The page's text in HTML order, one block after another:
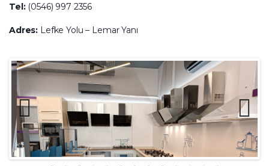
Tel:(0546) 997 2356
Adres: Lefke Yolu – Lemar Yanı
Previ
ous
Next